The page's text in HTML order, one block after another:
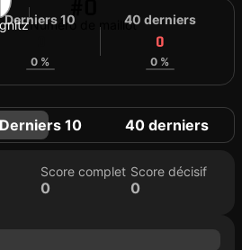
Numéro de maillot
Derniers 10
0 %
40 derniers
0
0 %
Derniers 10 40 derniers
Score complet
0
Score décisif
0